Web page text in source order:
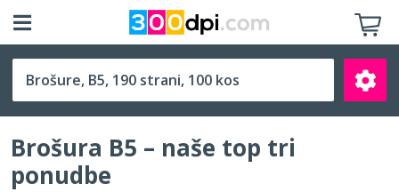
B5 (176 x 250 mm)
Brošura B5 – naše top tri
ponudbe